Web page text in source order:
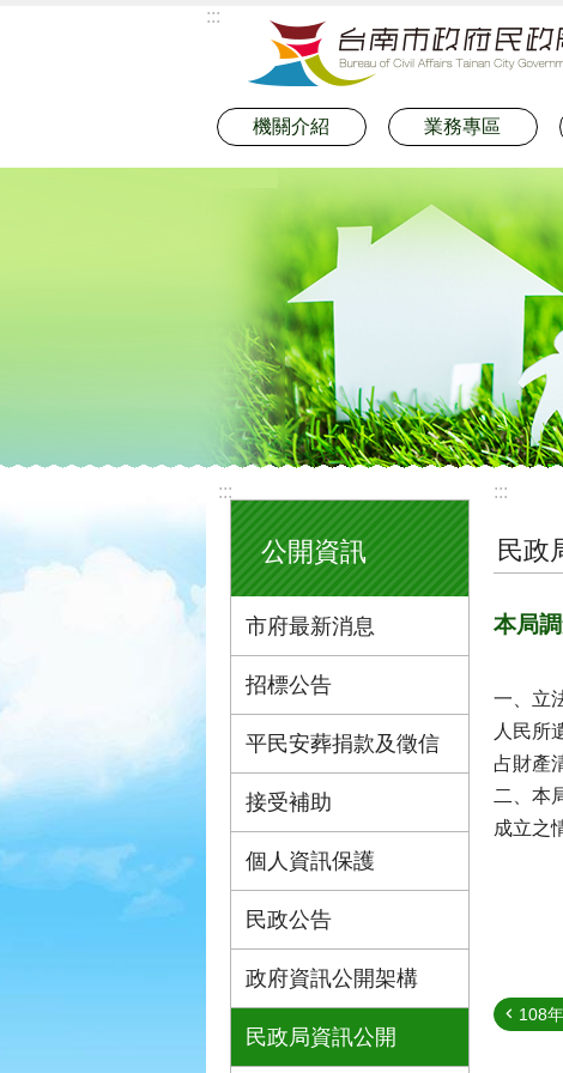
:::
機關介紹 業務專區
:::
公開資訊
市府最新消息
招標公告
平民安葬捐款及徵信
接受補助
個人資訊保護
民政公告
政府資訊公開架構
民政局資訊公開
:::
民政
本局
一、立
人民所
占財產
二、本
成立之
108